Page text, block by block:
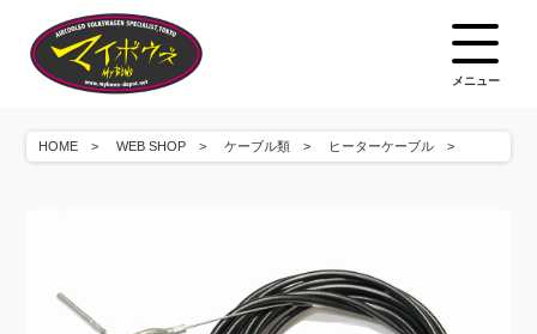
メニュー
HOME WEB SHOP ケーブル類 ヒーターケーブル